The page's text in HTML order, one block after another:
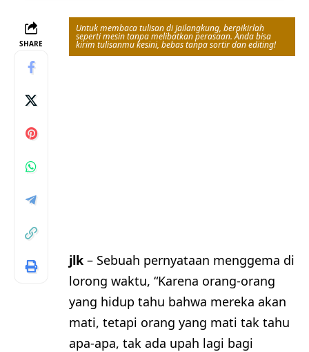
SHARE
Untuk membaca tulisan di Jailangkung, berpikirlah
seperti mesin tanpa melibatkan perasaan. Anda bisa
kirim tulisanmu kesini, bebas tanpa sortir dan editing!
jlk – Sebuah pernyataan menggema di
lorong waktu, “Karena orang-orang
yang hidup tahu bahwa mereka akan
mati, tetapi orang yang mati tak tahu
apa-apa, tak ada upah lagi bagi